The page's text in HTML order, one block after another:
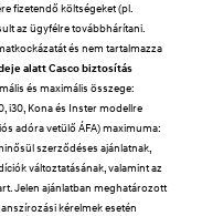
fizetendő költségeket (pl.
az ügyfélre továbbhárítani.
és nem tartalmazza
alatt Casco biztosítás
és maximális összege:
i30, Kona és Inster modellre
adóra vetülő ÁFA) maximuma:
szerződéses ajánlatnak,
változtatásának, valamint az
Jelen ajánlatban meghatározott
kérelmek esetén